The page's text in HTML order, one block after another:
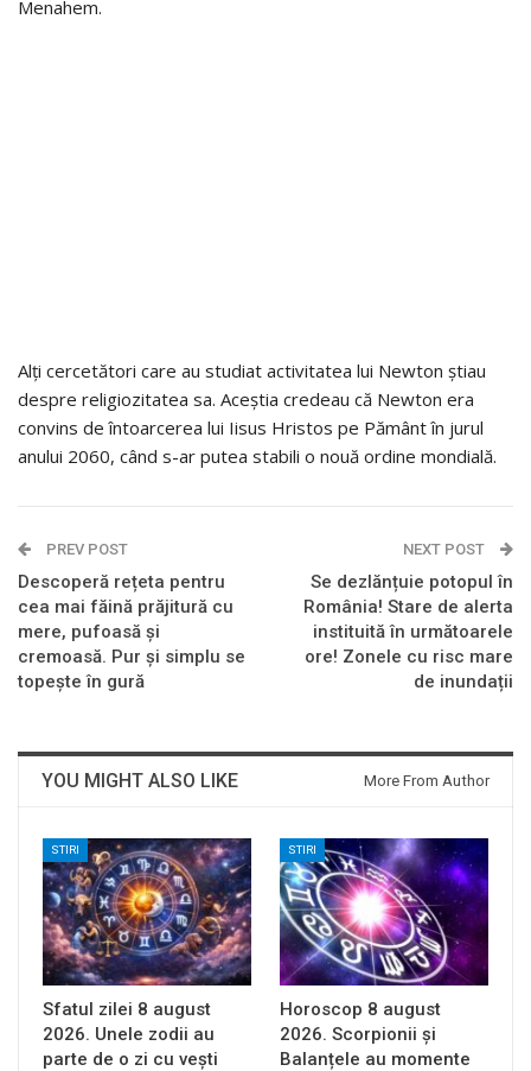
Menahem.
Alți cercetători care au studiat activitatea lui Newton știau
despre religiozitatea sa. Aceștia credeau că Newton era
convins de întoarcerea lui Iisus Hristos pe Pământ în jurul
anului 2060, când s-ar putea stabili o nouă ordine mondială.
PREV POST
Descoperă rețeta pentru
cea mai făină prăjitură cu
mere, pufoasă și
cremoasă. Pur și simplu se
topește în gură
NEXT POST
Se dezlănțuie potopul în
România! Stare de alerta
instituită în următoarele
ore! Zonele cu risc mare
de inundații
YOU MIGHT ALSO LIKE More From Author
STIRI
Sfatul zilei 8 august
2026. Unele zodii au
parte de o zi cu vești
STIRI
Horoscop 8 august
2026. Scorpionii și
Balanțele au momente